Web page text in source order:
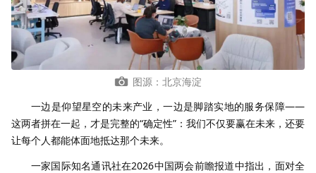
图源：北京海淀
一边是仰望星空的未来产业，一边是脚踏实地的服务保障——
这两者拼在一起，才是完整的“确定性”：我们不仅要赢在未来，还要
让每个人都能体面地抵达那个未来。
一家国际知名通讯社在2026中国两会前瞻报道中指出，面对全